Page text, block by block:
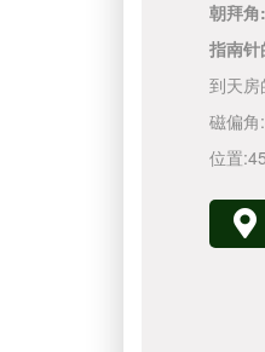
朝拜角:
指南
到天房
磁偏角:
位置: